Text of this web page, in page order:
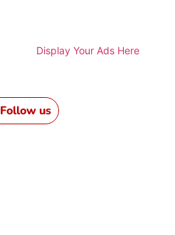
Display Your Ads Here
Follow us